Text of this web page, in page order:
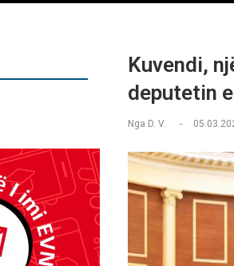
Kuvendi,
deputetin
Nga D. V.